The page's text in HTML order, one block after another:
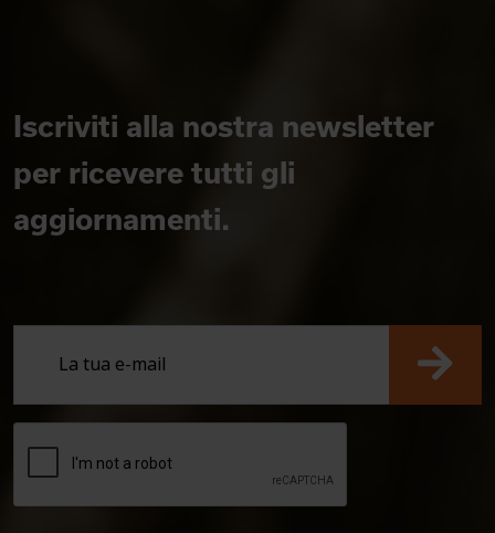
Iscriviti alla nostra newsletter
per ricevere tutti gli
aggiornamenti.